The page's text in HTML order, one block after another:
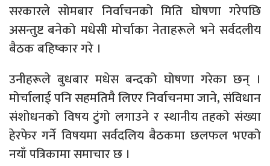
सरकारले सोमबार निर्वाचनको मिति घोषणा गरेपछि
असन्तुष्ट बनेको मधेसी मोर्चाका नेताहरूले भने सर्वदलीय
बैठक बहिष्कार गरे ।
उनीहरूले बुधबार मधेस बन्दको घोषणा गरेका छन् ।
मोर्चालाई पनि सहमतिमै लिएर निर्वाचनमा जाने, संविधान
संशोधनको विषय टुंगो लगाउने र स्थानीय तहको संख्या
हेरफेर गर्ने विषयमा सर्वदलिय बैठकमा छलफल भएको
नयाँ पत्रिकामा समाचार छ ।